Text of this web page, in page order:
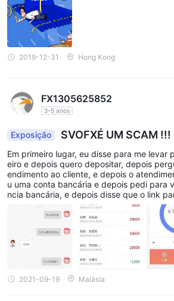
2019-12-31 Hong Kong
FX1305625852
3-5 anos
Exposição SVOFXÉ UM SCAM !!!
Em primeiro lugar, eu disse para me levar
eiro e depois quero depositar, depois
endimento ao cliente, e depois o
u uma conta bancária e depois pedi para
ncia bancária, e depois disse que o link
ro foi baixado para mim, o assim
nhei na primeira noite e depois. Depois
o, fui até o topo e joguei 36.500 de um
quer forma, quando penso nisso agora,
enganado por 36500 quando acreditei no
ês dias, oSVOFX o atendimento ao cliente
u finalmente quis sacar o dinheiro que não
que fui enganado.
2021-09-19 Malásia